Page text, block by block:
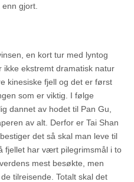
enn gjort.
en kort tur med lyntog
ikke ekstremt dramatisk natur
kinesiske fjell og det er først
som er viktig. I følge
dannet av hodet til Pan Gu,
av alt. Derfor er Tai Shan
det så skal man leve til
fjellet har vært pilegrimsmål i to
mest besøkte, men
tilreisende. Totalt skal det